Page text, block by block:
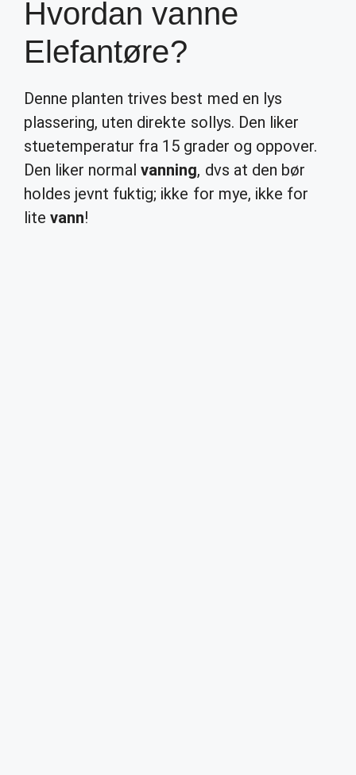
Hvordan vanne
Elefantøre?
Denne planten trives best med en lys
plassering, uten direkte sollys. Den liker
stuetemperatur fra 15 grader og oppover.
Den liker normalvanning, dvs at den bør
holdes jevnt fuktig; ikke for mye, ikke for
litevann!